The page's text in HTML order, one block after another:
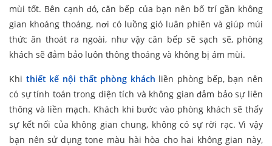
mùi tốt. Bên cạnh đó, căn bếp của bạn nên bố trí gần không
gian khoáng thoáng, nơi có luồng gió luân phiên và giúp múi
thức ăn thoát ra ngoài, như vậy căn bếp sẽ sạch sẽ, phòng
khách sẽ đảm bảo luôn thông thoáng và không bị ám mùi.
Khi thiết kế nội thất phòng khách liền phòng bếp, bạn nên
có sự tính toán trong diện tích và không gian đảm bảo sự liên
thông và liền mạch. Khách khi bước vào phòng khách sẽ thấy
sự kết nối của không gian chung, không có sự rời rạc. Vì vậy
bạn nên sử dụng tone màu hài hòa cho hai không gian này,